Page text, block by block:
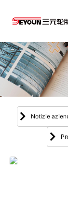
Notizie